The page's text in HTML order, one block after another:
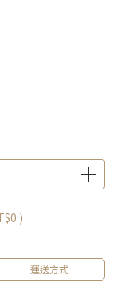
)
運送方式